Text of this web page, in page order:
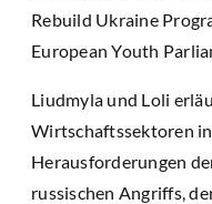
Rebuild Ukraine
European Youth
Liudmyla und Loli
Wirtschaftssektoren
Herausforderungen
russischen Angriffs,